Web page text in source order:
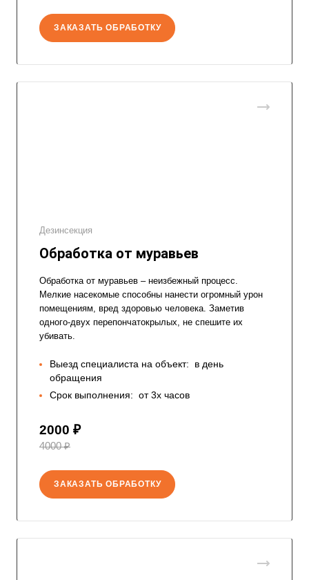
ЗАКАЗАТЬ ОБРАБОТКУ
Дезинсекция
Обработка от муравьев
Обработка от муравьев – неизбежный процесс.
Мелкие насекомые способны нанести огромный урон
помещениям, вред здоровью человека. Заметив
одного-двух перепончатокрылых, не спешите их
убивать.
Выезд специалиста на объект:
в день
обращения
Срок выполнения: от 3х часов
2000 ₽
4000 ₽
ЗАКАЗАТЬ ОБРАБОТКУ